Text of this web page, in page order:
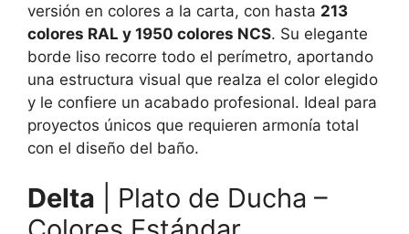
versión en colores a la carta, con hasta 213
colores RAL y 1950 colores NCS. Su elegante
borde liso recorre todo el perímetro, aportando
una estructura visual que realza el color elegido
y le confiere un acabado profesional. Ideal para
proyectos únicos que requieren armonía total
con el diseño del baño.
Delta | Plato de Ducha –